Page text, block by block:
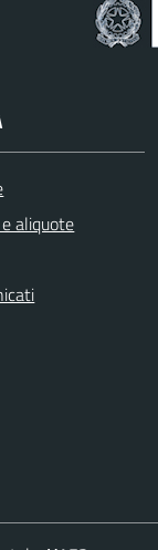
aliquote